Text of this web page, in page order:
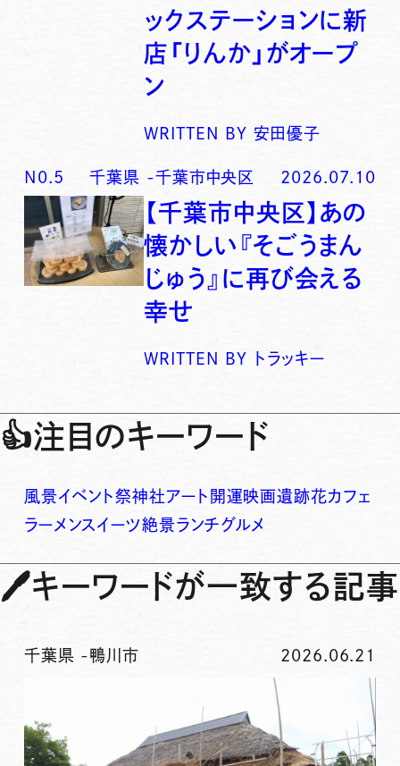
ックステーションに新
店「りんか」がオープ
ン
WRITTEN BY 安田優子
N0. 5 千葉県 -千葉市中央区 2026.07.10
【千葉市中央区】あの
懐かしい『そごうまん
じゅう』に再び会える
幸せ
WRITTEN BY トラッキー
👍注目のキーワード
風景イベント祭神社アート 開運映画遺跡花カフェ
ラーメンスイーツ絶景ランチグルメ
🖊キーワードが一致する記事
千葉県 -鴨川市 2026.06.21